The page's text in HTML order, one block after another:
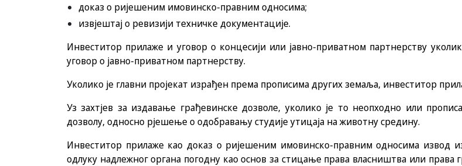
доказ о ријешеним имовинско-правним односима;
извјештај о ревизији техничке документације.
Инвеститор прилаже и уговор о концесији или јавно-приватном партнерству
уговор о јавно-приватном партнерству.
Уколико је главни пројекат израђен према прописима других земаља, инвеститор
Уз захтјев за издавање грађевинске дозволе, уколико је то неопходно или
дозволу, односно рјешење о одобравању студије утицаја на животну средину.
Инвеститор прилаже као доказ о ријешеним имовинско-правним односима извод
одлуку надлежног органа погодну као основ за стицање права власништва или